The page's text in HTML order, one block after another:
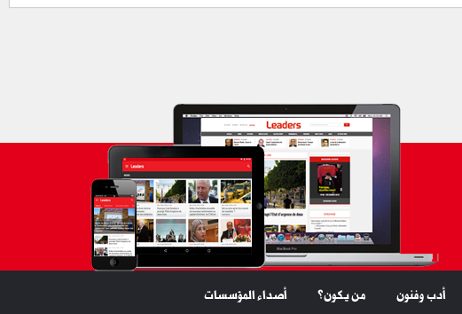
أدب وفنون من يكون؟ أصداء المؤسسات